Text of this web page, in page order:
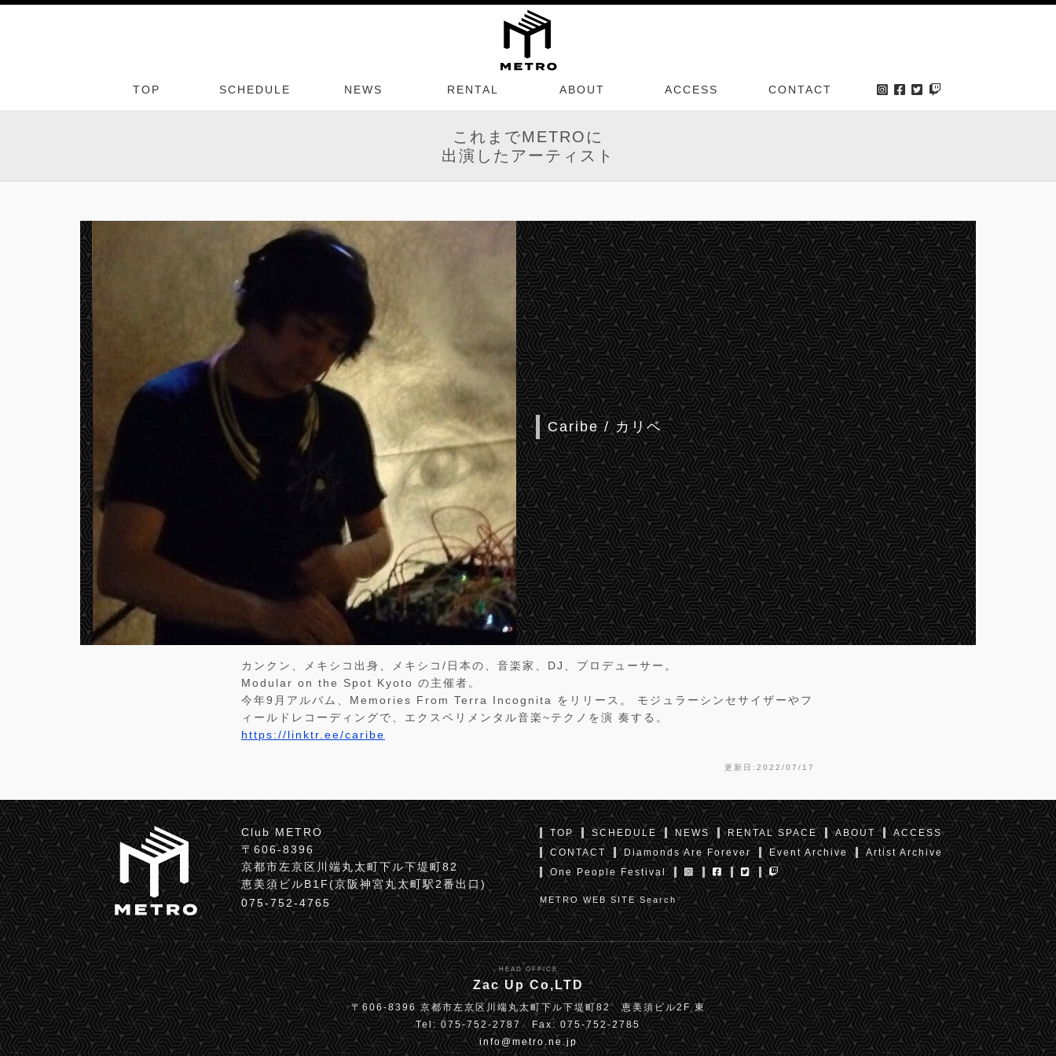
TOP SCHEDULE NEWS RENTAL ABOUT ACCESS CONTACT
これまでMETROに
出演したアーティスト
Caribe / カリベ
カンクン、メキシコ出身、メキシコ/日本の、音楽家、DJ、プロデューサー。
Modular on the Spot Kyoto の主催者。
今年9月アルバム、Memories From Terra Incognita をリリース。 モジュラーシンセサイザーやフ
ィールドレコーディングで、エクスペリメンタル音楽~テクノを演 奏する。
https://linktr.ee/caribe
更新日:2022/07/17
Club METRO
〒606-8396
京都市左京区川端丸太町下ル下堤町82
恵美須ビルB1F(京阪神宮丸太町駅2番出口)
075-752-4765
TOP SCHEDULE NEWS RENTAL SPACE ABOUT
ACCESS
CONTACT
Diamonds Are Forever Event Archive
Artist Archive
One People Festival
METRO WEB SITE Search
HEAD OFFICE
Zac Up Co,LTD
〒606-8396 京都市左京区川端丸太町下ル下堤町82 恵美須ビル2F 東
Tel: 075-752-2787 Fax: 075-752-2785
info@metro.ne.jp